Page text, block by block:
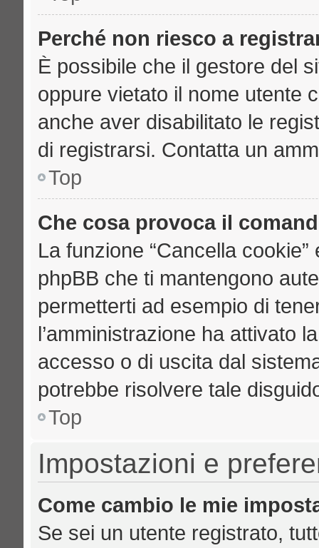
Perché non riesco a
È possibile che il gestore del
oppure vietato il nome utente
anche aver disabilitato le
di registrarsi. Contatta un
Top
Che cosa provoca il
La funzione “Cancella
phpBB che ti mantengono
permetterti ad esempio di
l’amministrazione ha attivato
accesso o di uscita dal
potrebbe risolvere tale
Top
Impostazioni e
Come cambio le mie
Se sei un utente registrato,